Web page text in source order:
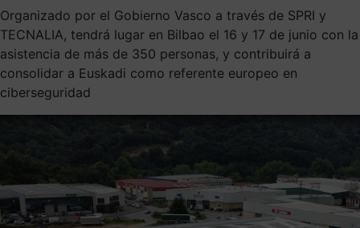
Organizado por el Gobierno Vasco a través de SPRI y
TECNALIA, tendrá lugar en Bilbao el 16 y 17 de junio con la
asistencia de más de 350 personas, y contribuirá a
consolidar a Euskadi como referente europeo en
ciberseguridad